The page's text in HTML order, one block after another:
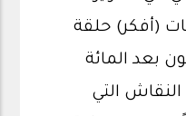
(أفكر) حلقة
بعد المائة
التي